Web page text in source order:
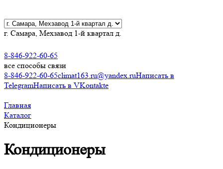
г. Самара, Мехзавод 1-й квартал д.
8-846-922-60-65
все способы связи
8-846-922-60-65climat163.ru@yandex.ruНаписать в
TelegramНаписать в VKontakte
Главная
Каталог
Кондиционеры
Кондиционеры